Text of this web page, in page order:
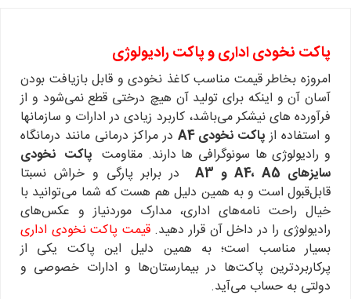
پاکت نخودی اداری و پاکت رادیولوژی
امروزه بخاطر قیمت مناسب کاغذ نخودی و قابل بازیافت بودن
آسان آن و اینکه برای تولید آن هیچ درختی قطع نمی‌شود و از
فرآورده های نیشکر می‌باشد، کاربرد زیادی در ادارات و سازمانها
و استفاده ازپاکت نخودی A4
در مراکز درمانی مانند درمانگاه
و رادیولوژی ها سونوگرافی ها دارند. مقاومت پاکت‌ نخودی
سایزهای A4، A5 و A3
در برابر پارگی و خراش نسبتا
قابل‌قبول است و به همین دلیل هم هست که شما می‌توانید با
خیال راحت نامه‌های اداری، مدارک موردنیاز و عکس‌های
رادیولوژی را در داخل آن قرار دهید.قیمت پاکت نخودی اداری
بسیار مناسب است؛ به همین دلیل این پاکت یکی از
پرکاربردترین پاکت‌ها در بیمارستان‌ها و ادارات خصوصی و
دولتی به حساب می‌آید.